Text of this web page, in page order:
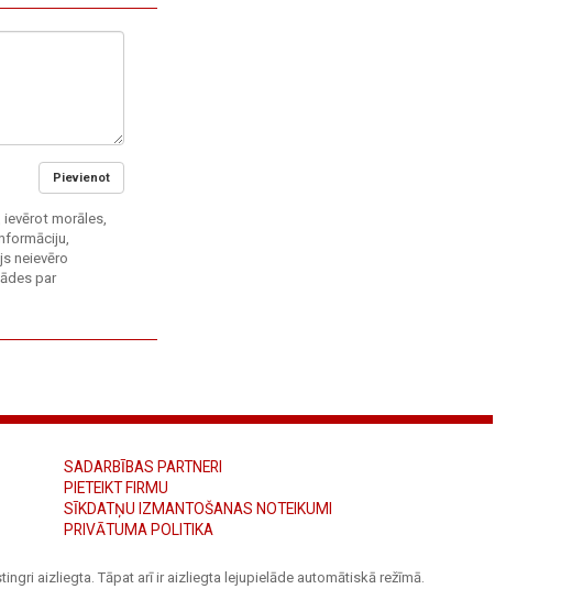
Pievienot
morāles,
neievēro
par
SADARBĪBAS PARTNERI
PIETEIKT FIRMU
SĪKDATŅU IZMANTOŠANAS NOTEIKUMI
PRIVĀTUMA POLITIKA
aizliegta. Tāpat arī ir aizliegta lejupielāde automātiskā režīmā.